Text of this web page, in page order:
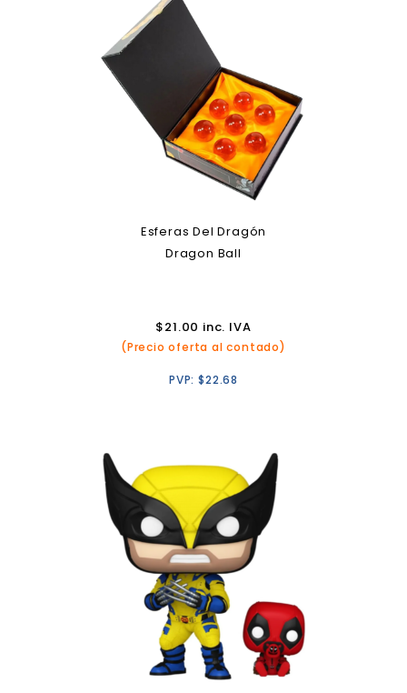
Esferas Del Dragón
Dragon Ball
$21.00 inc. IVA
(Precio oferta al contado)
PVP:$22.68